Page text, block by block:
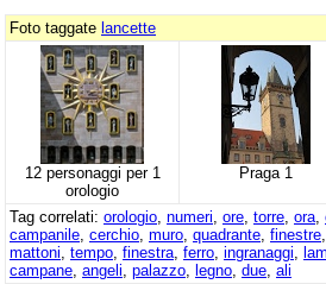
Foto taggate lancette
12 personaggi per 1
orologio
Praga 1
Tag correlati: orologio numeri ore torre ora
campanile cerchio muro quadrante finestre
mattoni tempo finestra ferro ingranaggi
campane angeli palazzo legno due ali